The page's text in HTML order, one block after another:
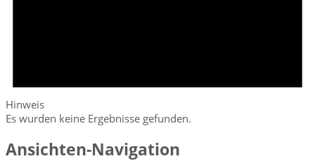
Hinweis
Es wurden keine Ergebnisse gefunden.
Ansichten-Navigation